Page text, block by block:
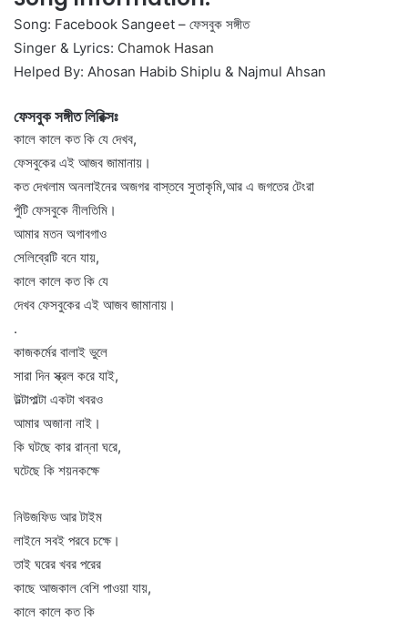
Song: Facebook Sangeet – ফেসবুক সঙ্গীত
Singer & Lyrics: Chamok Hasan
Helped By: Ahosan Habib Shiplu & Najmul Ahsan
ফেসবুক সঙ্গীত লিরিক্সঃ
কালে কালে কত কি যে দেখব,
ফেসবুকের এই আজব জামানায়।
কত দেখলাম অনলাইনের অজগর বাস্তবে সুতাকৃমি,আর এ জগতের টেংরা
পুঁটি ফেসবুকে নীলতিমি।
আমার মতন অগাবগাও
সেলিব্রেটি বনে যায়,
কালে কালে কত কি যে
দেখব ফেসবুকের এই আজব জামানায়।
.
কাজকর্মের বালাই ভুলে
সারা দিন স্ক্রল করে যাই,
উল্টাপাল্টা একটা খবরও
আমার অজানা নাই।
কি ঘটছে কার রান্না ঘরে,
ঘটেছে কি শয়নকক্ষে
নিউজফিড আর টাইম
লাইনে সবই পরবে চক্ষে।
তাই ঘরের খবর পরের
কাছে আজকাল বেশি পাওয়া যায়,
কালে কালে কত কি